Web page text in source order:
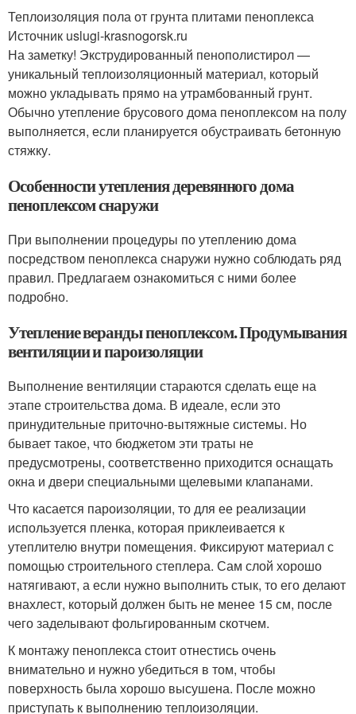
Теплоизоляция пола от грунта плитами пеноплекса
Источник uslugi-krasnogorsk.ru
На заметку! Экструдированный пенополистирол —
уникальный теплоизоляционный материал, который
можно укладывать прямо на утрамбованный грунт.
Обычно утепление брусового дома пеноплексом на полу
выполняется, если планируется обустраивать бетонную
стяжку.
Особенности утепления деревянного дома
пеноплексом снаружи
При выполнении процедуры по утеплению дома
посредством пеноплекса снаружи нужно соблюдать ряд
правил. Предлагаем ознакомиться с ними более
подробно.
Утепление веранды пеноплексом. Продумывания
вентиляции и пароизоляции
Выполнение вентиляции стараются сделать еще на
этапе строительства дома. В идеале, если это
принудительные приточно-вытяжные системы. Но
бывает такое, что бюджетом эти траты не
предусмотрены, соответственно приходится оснащать
окна и двери специальными щелевыми клапанами.
Что касается пароизоляции, то для ее реализации
используется пленка, которая приклеивается к
утеплителю внутри помещения. Фиксируют материал с
помощью строительного степлера. Сам слой хорошо
натягивают, а если нужно выполнить стык, то его делают
внахлест, который должен быть не менее 15 см, после
чего заделывают фольгированным скотчем.
К монтажу пеноплекса стоит отнестись очень
внимательно и нужно убедиться в том, чтобы
поверхность была хорошо высушена. После можно
приступать к выполнению теплоизоляции.